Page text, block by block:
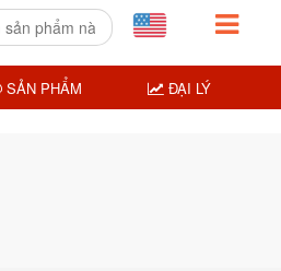
SẢN PHẨM ĐẠI LÝ